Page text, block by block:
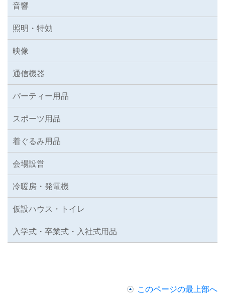
音響
照明・特効
映像
通信機器
パーティー用品
スポーツ用品
着ぐるみ用品
会場設営
冷暖房・発電機
仮設ハウス・トイレ
入学式・卒業式・入社式用品
このページの最上部へ